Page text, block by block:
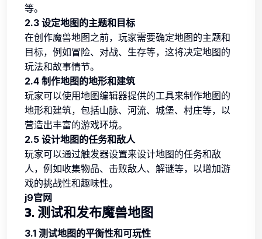
等。
2.3 设定地图的主题和目标
在创作魔兽地图之前，玩家需要确定地图的主题和
目标，例如冒险、对战、生存等，这将决定地图的
玩法和故事情节。
2.4 制作地图的地形和建筑
玩家可以使用地图编辑器提供的工具来制作地图的
地形和建筑，包括山脉、河流、城堡、村庄等，以
营造出丰富的游戏环境。
2.5 设计地图的任务和敌人
玩家可以通过触发器设置来设计地图的任务和敌
人，例如收集物品、击败敌人、解谜等，以增加游
戏的挑战性和趣味性。
j9官网
3. 测试和发布魔兽地图
3.1 测试地图的平衡性和可玩性